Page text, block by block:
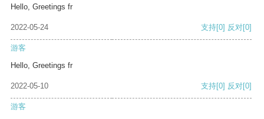
Hello, Greetings fr
2022-05-24 支持[0] 反对[0]
游客
Hello, Greetings fr
2022-05-10 支持[0] 反对[0]
游客